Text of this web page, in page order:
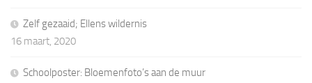
Zelf gezaaid; Ellens wildernis
16 maart, 2020
Schoolposter: Bloemenfoto’s aan de muur